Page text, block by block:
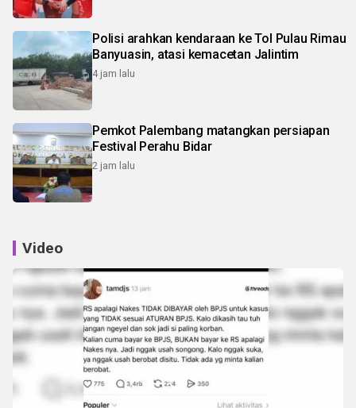
Polisi arahkan kendaraan ke Tol Pulau Rimau
Banyuasin, atasi kemacetan Jalintim
4 jam lalu
Pemkot Palembang matangkan persiapan
Festival Perahu Bidar
2 jam lalu
Video